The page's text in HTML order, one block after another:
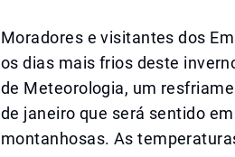
Moradores e visitantes dos
os dias mais frios deste
de Meteorologia, um
de janeiro que será sentido
montanhosas. As